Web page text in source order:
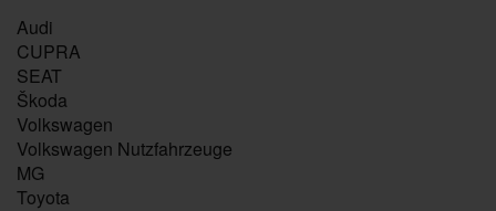
Audi
CUPRA
SEAT
Škoda
Volkswagen
Volkswagen Nutzfahrzeuge
MG
Toyota